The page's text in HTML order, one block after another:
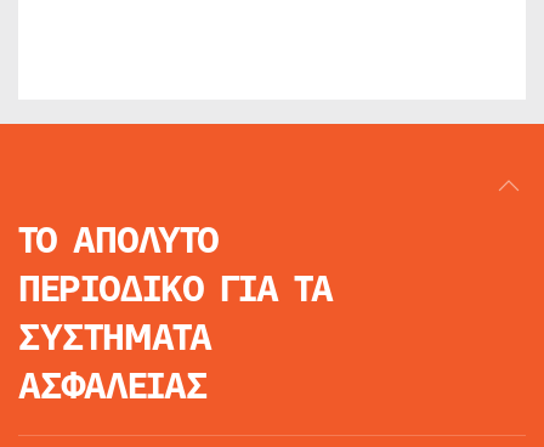
ΤΟ ΑΠΟΛΥΤΟ
ΠΕΡΙΟΔΙΚΟ ΓΙΑ ΤΑ
ΣΥΣΤΗΜΑΤΑ
ΑΣΦΑΛΕΙΑΣ